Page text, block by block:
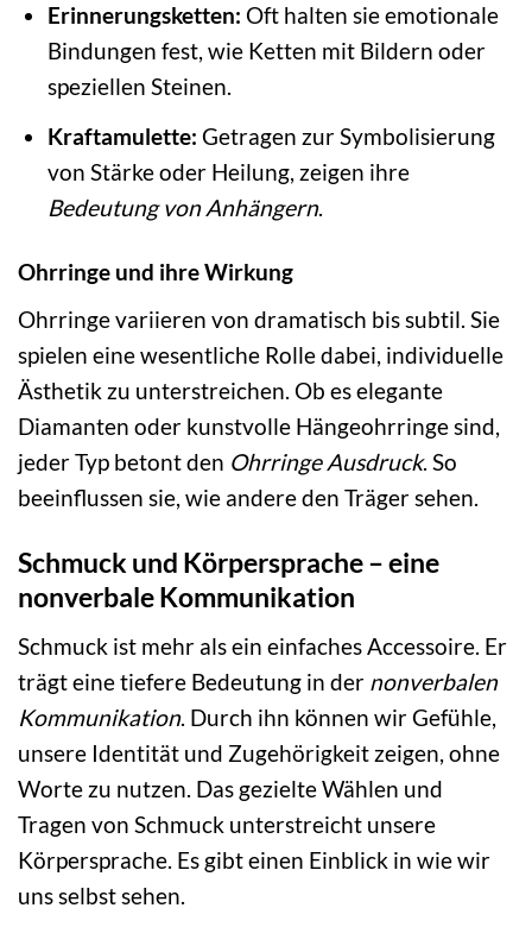
Erinnerungsketten: Oft halten sie emotionale
Bindungen fest, wie Ketten mit Bildern oder
speziellen Steinen.
Kraftamulette: Getragen zur Symbolisierung
von Stärke oder Heilung, zeigen ihre
Bedeutung von Anhängern.
Ohrringe und ihre Wirkung
Ohrringe variieren von dramatisch bis subtil. Sie
spielen eine wesentliche Rolle dabei, individuelle
Ästhetik zu unterstreichen. Ob es elegante
Diamanten oder kunstvolle Hängeohrringe sind,
jeder Typ betont den Ohrringe Ausdruck. So
beeinflussen sie, wie andere den Träger sehen.
Schmuck und Körpersprache – eine
nonverbale Kommunikation
Schmuck ist mehr als ein einfaches Accessoire. Er
trägt eine tiefere Bedeutung in der nonverbalen
Kommunikation. Durch ihn können wir Gefühle,
unsere Identität und Zugehörigkeit zeigen, ohne
Worte zu nutzen. Das gezielte Wählen und
Tragen von Schmuck unterstreicht unsere
Körpersprache. Es gibt einen Einblick in wie wir
uns selbst sehen.